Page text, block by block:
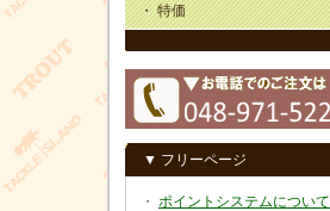
・ 特価
▼ フリーページ
・ ポイントシステムについて